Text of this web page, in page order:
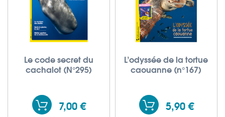
Le code secret du
cachalot (N°295)
7,00 €
L’odyssée de la tortue
caouanne (n°167)
5,90 €